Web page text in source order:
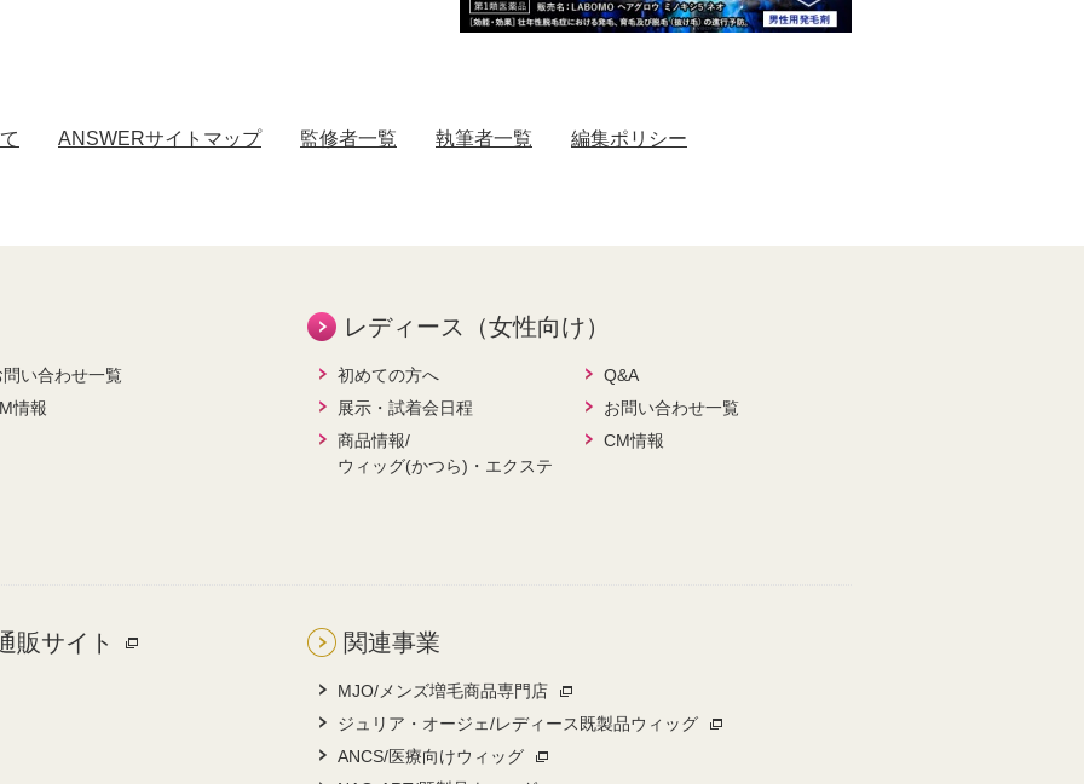
ANSWERサイトマップ 監修者一覧 執筆者一覧 編集ポリシー
問い合わせ一覧
情報
レディース（女性向け）
初めての方へ
展示・試着会日程
商品情報/
ウィッグ(かつら)・エクステ
Q&A
お問い合わせ一覧
CM情報
販サイト 関連事業
MJO/メンズ増毛商品専門店
ジュリア・オージェ/レディース既製品ウィッグ
ANCS/医療向けウィッグ